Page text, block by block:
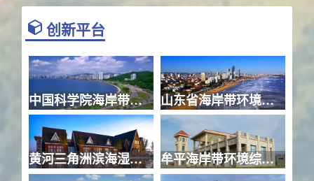
创新平台
中国科学院海岸带环境过程重点实验室 山东省海岸带环境过程与生态安全重点实验室
黄河三角洲滨海湿地生态站 牟平海岸带环境综合试验站